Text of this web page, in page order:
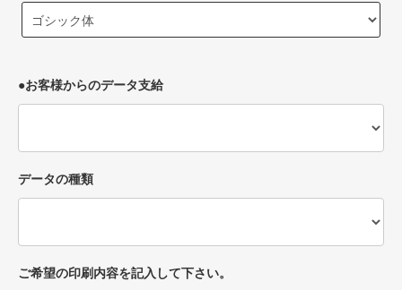
●お客様からのデータ支給
データの種類
ご希望の印刷内容を記入して下さい。